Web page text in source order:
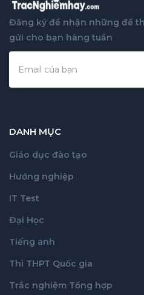
Đăng ký để nhận những đề
gửi cho bạn hàng tuần
DANH MỤC
Giáo dục đào tạo
Hướng nghiệp
IT Test
Đại Học
Tiếng anh
Thi THPT Quốc gia
Trắc nghiệm Tổng hợp